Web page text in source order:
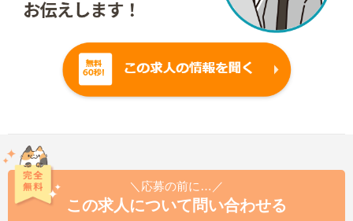
＼応募の前に…／
この求人について問い合わせる